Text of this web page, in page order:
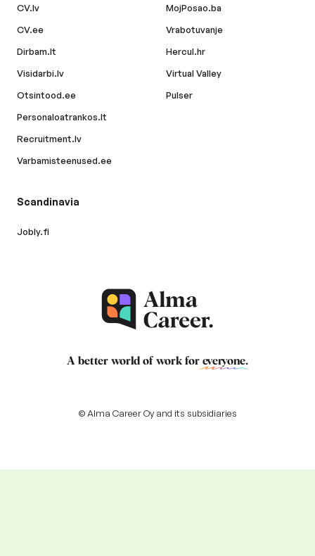
CV.lv
CV.ee
Dirbam.lt
Visidarbi.lv
Otsintood.ee
Personaloatrankos.lt
Recruitment.lv
Varbamisteenused.ee
MojPosao.ba
Vrabotuvanje
Hercul.hr
Virtual Valley
Pulser
Scandinavia
Jobly.fi
A better world of work for everyone.
© Alma Career Oy and its subsidiaries